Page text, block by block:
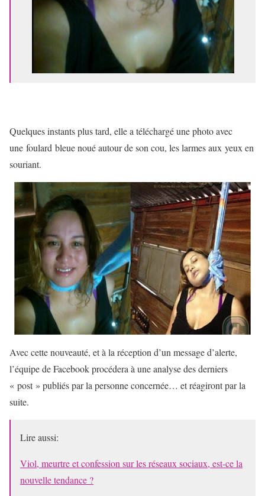
Quelques instants plus tard, elle a téléchargé une photo avec
une foulard bleue noué autour de son cou, les larmes aux yeux en
souriant.
Avec cette nouveauté, et à la réception d’un message d’alerte,
l’équipe de Facebook procédera à une analyse des derniers
« post » publiés par la personne concernée… et réagiront par la
suite.
Lire aussi:
Viol, meurtre et confession sur les réseaux sociaux, est-ce la
nouvelle tendance ?